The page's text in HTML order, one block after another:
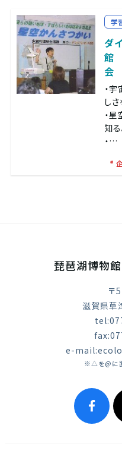
学
ダ
館
会
・
しさ
・
知る
・…
琵琶湖博物
〒
滋賀県草
e-
※△を@に置